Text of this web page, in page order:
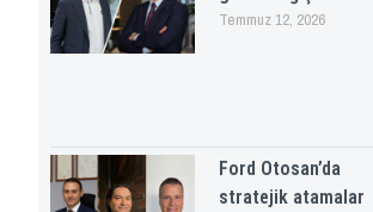
Temmuz 12, 2026
Ford Otosan’da
stratejik atamalar